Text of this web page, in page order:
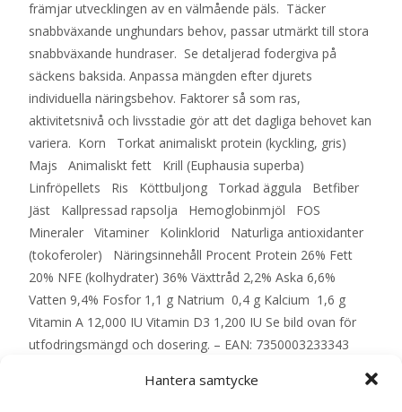
Hantera samtycke
främjar utvecklingen av en välmående päls. Täcker
snabbväxande unghundars behov, passar utmärkt till stora
snabbväxande hundraser. Se detaljerad fodergiva på
säckens baksida. Anpassa mängden efter djurets
individuella näringsbehov. Faktorer så som ras,
aktivitetsnivå och livsstadie gör att det dagliga behovet kan
variera. Korn Torkat animaliskt protein (kyckling, gris)
Majs Animaliskt fett Krill (Euphausia superba)
Linfröpellets Ris Köttbuljong Torkad äggula Betfiber
Jäst Kallpressad rapsolja Hemoglobinmjöl FOS
Mineraler Vitaminer Kolinklorid Naturliga antioxidanter
(tokoferoler) Näringsinnehåll Procent Protein 26% Fett
20% NFE (kolhydrater) 36% Växttråd 2,2% Aska 6,6%
Vatten 9,4% Fosfor 1,1 g Natrium 0,4 g Kalcium 1,6 g
Vitamin A 12,000 IU Vitamin D3 1,200 IU Se bild ovan för
utfodringsmängd och dosering. – EAN: 7350003233343